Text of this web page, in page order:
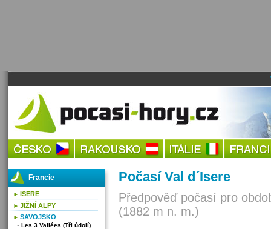
Počasí Val d´Isere
Předpověď počasí pro
(1882 m n. m.)
Francie
ISERE
JIŽNÍ ALPY
SAVOJSKO
Les 3 Vallées (Tři údolí)